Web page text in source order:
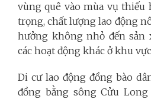
vùng quê vào mùa vụ
trọng, chất lượng lao động
hưởng không nhỏ đến sản
các hoạt động khác ở khu
Di cư lao động đồng bào
đồng bằng sông Cửu